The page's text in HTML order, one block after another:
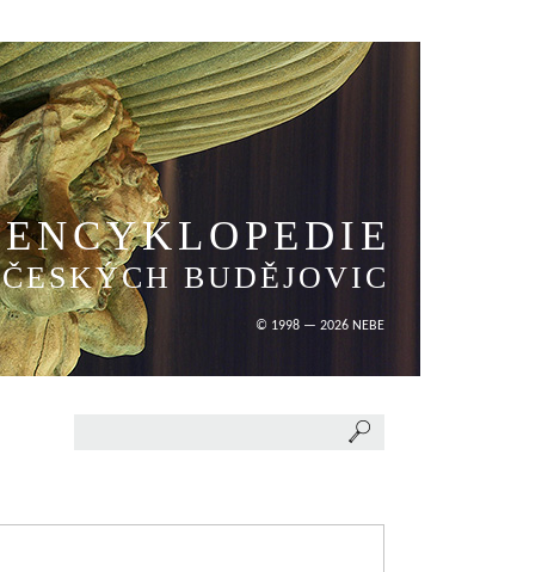
ENCYKLOPEDIE
ČESKÝCH BUDĚJOVIC
© 1998 — 2026 NEBE